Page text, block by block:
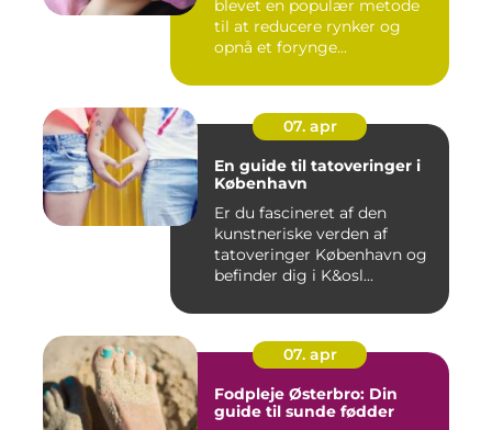
blevet en populær metode
til at reducere rynker og
opnå et forynge...
07. apr
En guide til tatoveringer i
København
Er du fascineret af den
kunstneriske verden af
tatoveringer København og
befinder dig i K&osl...
07. apr
Fodpleje Østerbro: Din
guide til sunde fødder